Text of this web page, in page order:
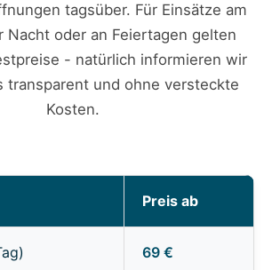
tagsüber. Für Einsätze am
Nacht oder an Feiertagen gelten
- natürlich informieren wir
transparent und ohne versteckte
Kosten.
Preis ab
69 €